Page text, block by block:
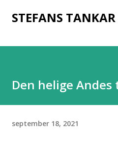
Fortsätt till
STEFANS TANKAR
Den helige Andes
september 18, 2021